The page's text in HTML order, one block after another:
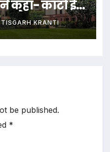
ने कहा- काटो ई-
दो KRANTI
be published.
*